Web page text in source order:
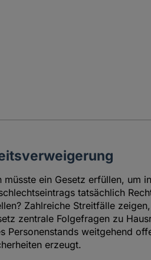
ein Gesetz erfüllen, um
tatsächlich
Zahlreiche Streitfälle
zentrale Folgefragen zu
Personenstands weitgehend
erzeugt.